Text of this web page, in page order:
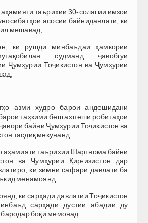
таърихии 30-солагии имзои
асосии байнидавлатӣ, ки
мешавад,
ки рушди минбаъдаи ҳамкории
судманд ҷавобгӯи
Ҷумҳурии Тоҷикистон ва Ҷумҳурии
азми худро барои андешидани
таҳкими беш аз пеши робитаҳои
байни Ҷумҳурии Тоҷикистон ва
тасдиқ мекунанд.
аҳамияти таърихии Шартнома байни
ва Ҷумҳурии Қирғизистон дар
ки зимни сафари давлатӣ ба
менамоянд.
ки сарҳади давлатии Тоҷикистон
сарҳади дӯстии абадии ду
боқӣ мемонад.